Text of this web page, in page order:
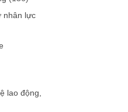
nhân lực
lao động,